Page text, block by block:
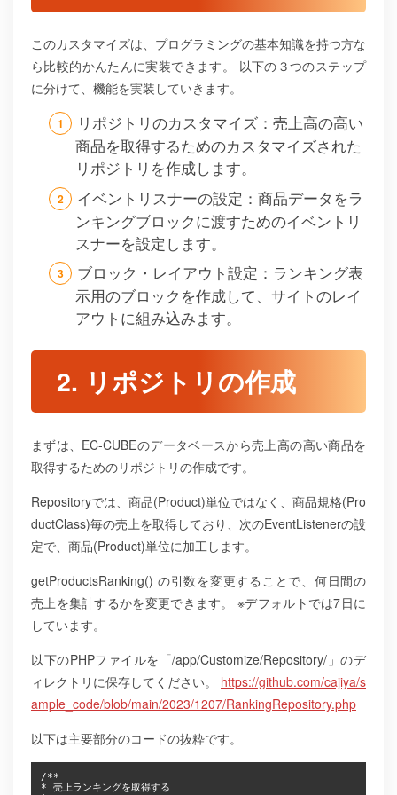
このカスタマイズは、プログラミングの基本知識を持つ方な
ら比較的かんたんに実装できます。
以下の３つのステップ
に分けて、機能を実装していきます。
リポジトリのカスタマイズ：売上高の高い
商品を取得するためのカスタマイズされた
リポジトリを作成します。
イベントリスナーの設定：商品データをラ
ンキングブロックに渡すためのイベントリ
スナーを設定します。
ブロック・レイアウト設定：ランキング表
示用のブロックを作成して、サイトのレイ
アウトに組み込みます。
2. リポジトリの作成
まずは、EC-CUBEのデータベースから売上高の高い商品を
取得するためのリポジトリの作成です。
Repositoryでは、商品(Product)単位ではなく、商品規格(Pro
ductClass)毎の売上を取得しており、次のEventListenerの設
定で、商品(Product)単位に加工します。
getProductsRanking() の引数を変更することで、何日間の
売上を集計するかを変更できます。
※デフォルトでは7日に
しています。
以下のPHPファイルを「/app/Customize/Repository/」のデ
ィレクトリに保存してください。
https://github.com/cajiya/s
ample_code/blob/main/2023/1207/RankingRepository.php
以下は主要部分のコードの抜粋です。
/**
* 売上ランキングを取得する